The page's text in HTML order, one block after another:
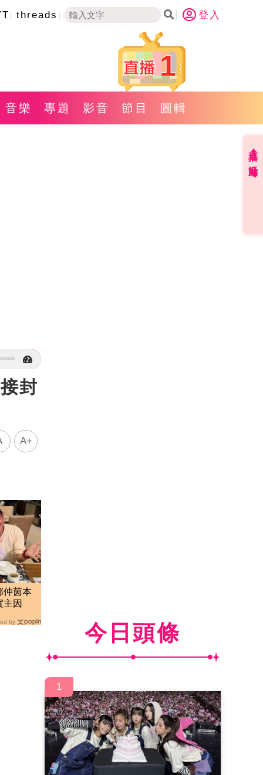
threads 登入
1
音樂 專題 影音 節目 圖輯
封
A+
仲茵本
因
by 今日頭條
1
直播✦活動